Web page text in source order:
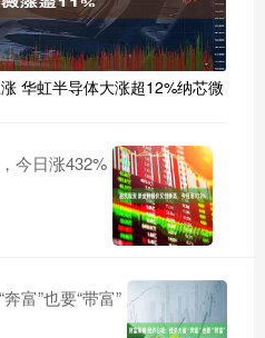
华虹半导体大涨超12%纳芯微
今日涨432%
富”也要“带富”